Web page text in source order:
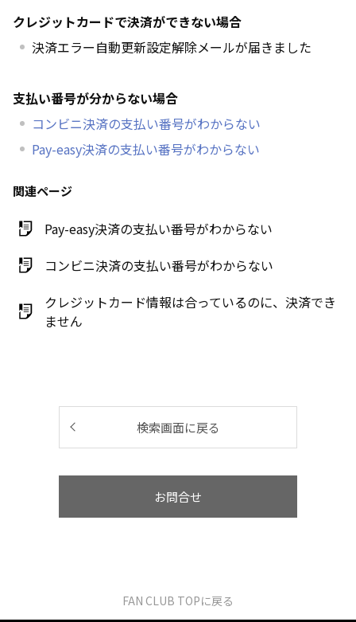
クレジットカードで決済ができない場合
決済エラー自動更新設定解除メールが届きました
支払い番号が分からない場合
コンビニ決済の支払い番号がわからない
Pay-easy決済の支払い番号がわからない
関連ページ
Pay-easy決済の支払い番号がわからない
コンビニ決済の支払い番号がわからない
クレジットカード情報は合っているのに、決済でき
ません
検索画面に戻る
お問合せ
FAN CLUB TOPに戻る